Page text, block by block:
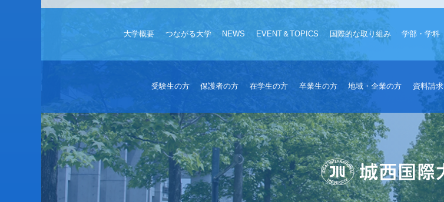
大学概要 つながる大学 NEWS EVENT＆TOPICS 国際的な取り組み 学部・学科
受験生の方 保護者の方 在学生の方 卒業生の方 地域・企業の方 資料請求